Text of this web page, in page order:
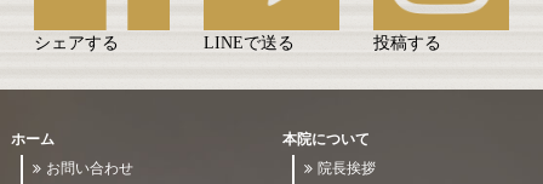
シェアする LINEで送る 投稿する
ホーム
お問い合わせ
本院について
院長挨拶